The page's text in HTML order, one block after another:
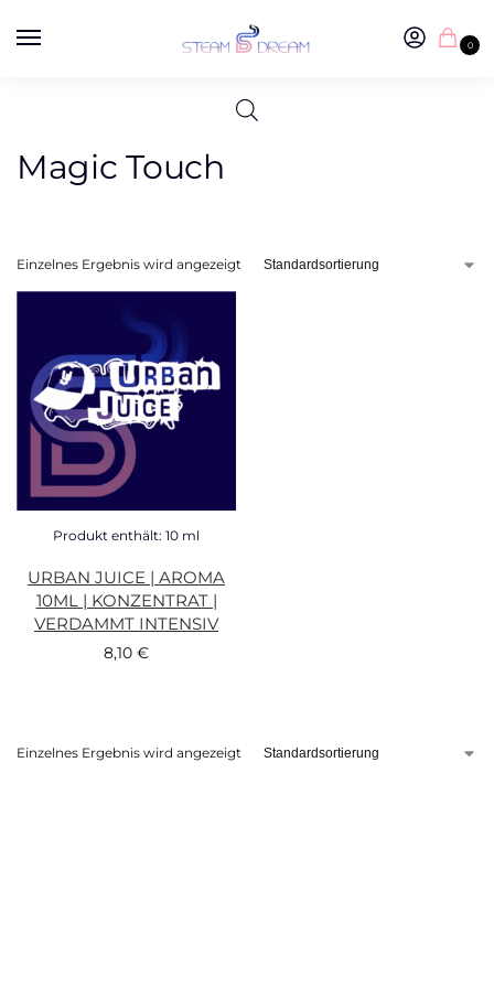
0
Magic Touch
Einzelnes Ergebnis wird angezeigt
Produkt enthält: 10 ml
URBAN JUICE | AROMA
10ML | KONZENTRAT |
VERDAMMT INTENSIV
8,10 €
Einzelnes Ergebnis wird angezeigt